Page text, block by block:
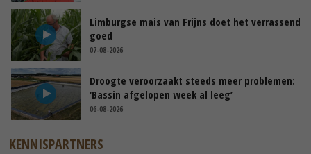
Limburgse mais van Frijns doet het verrassend
goed
07-08-2026
Droogte veroorzaakt steeds meer problemen:
‘Bassin afgelopen week al leeg’
06-08-2026
KENNISPARTNERS